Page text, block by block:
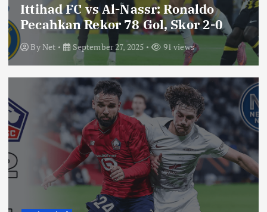
Ittihad FC vs Al-Nassr: Ronaldo
Pecahkan Rekor 78 Gol, Skor 2-0
ByNet September 27, 2025 91 views